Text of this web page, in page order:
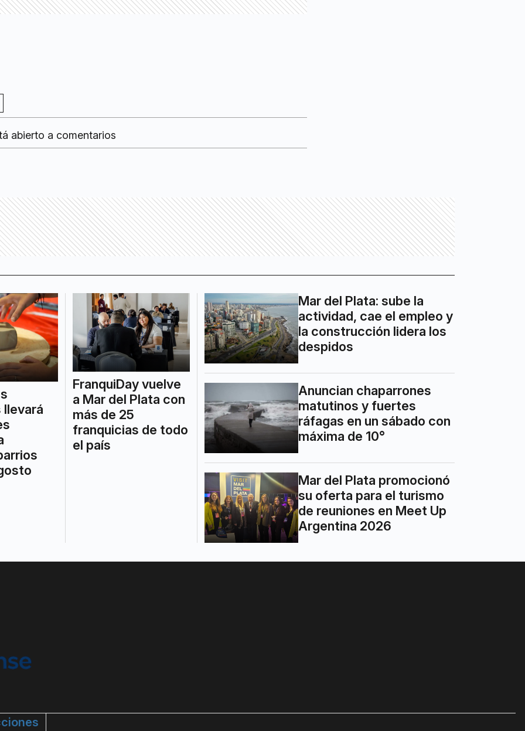
abierto a comentarios
llevará
FranquiDay vuelve
a Mar del Plata con
más de 25
franquicias de todo
el país
Mar del Plata: sube la
actividad, cae el empleo y
la construcción lidera los
despidos
Anuncian chaparrones
matutinos y fuertes
ráfagas en un sábado con
máxima de 10°
Mar del Plata promocionó
su oferta para el turismo
de reuniones en Meet Up
Argentina 2026